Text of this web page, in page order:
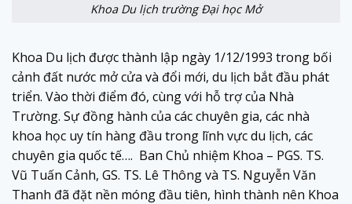
Khoa Du lịch trường Đại học Mở
Khoa Du lịch được thành lập ngày 1/12/1993 trong bối
cảnh đất nước mở cửa và đổi mới, du lịch bắt đầu phát
triển. Vào thời điểm đó, cùng với hỗ trợ của Nhà
Trường. Sự đồng hành của các chuyên gia, các nhà
khoa học uy tín hàng đầu trong lĩnh vực du lịch, các
chuyên gia quốc tế…. Ban Chủ nhiệm Khoa – PGS. TS.
Vũ Tuấn Cảnh, GS. TS. Lê Thông và TS. Nguyễn Văn
Thanh đã đặt nền móng đầu tiên, hình thành nên Khoa